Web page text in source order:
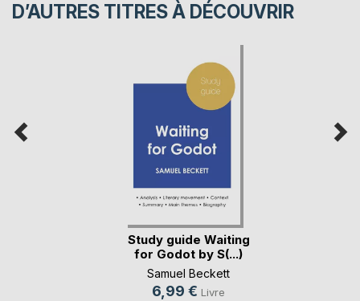
D’AUTRES TITRES À DÉCOUVRIR
Study guide Waiting
for Godot by S(...)
Samuel Beckett
6,99 € Livre